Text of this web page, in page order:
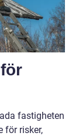
fastigheten
för risker,